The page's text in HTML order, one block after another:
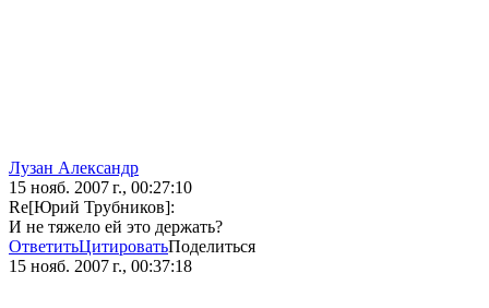
Лузан Александр
15 нояб. 2007 г., 00:27:10
Re[Юрий Трубников]:
И не тяжело ей это держать?
ОтветитьЦитироватьПоделиться
15 нояб. 2007 г., 00:37:18